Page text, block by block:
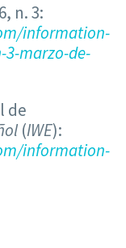
n. 3:
information-
3-marzo-de-
de
(IWE):
information-